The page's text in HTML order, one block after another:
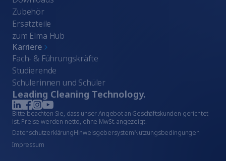
Zubehör
Ersatzteile
zum Elma Hub
Karriere
Fach- & Führungskräfte
Studierende
Schülerinnen und Schüler
Leading Cleaning Technology.
Bitte beachten Sie, dass unser Angebot an Geschäftskunden gerichtet
ist. Preise werden netto, ohne MwSt. angezeigt.
DatenschutzerklärungHinweisgebersystemNutzungsbedingungen
Impressum